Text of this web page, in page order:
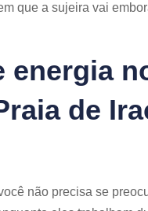
que a sujeira vai
energia
de
não precisa se